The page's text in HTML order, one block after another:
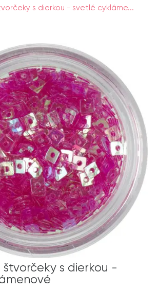
s dierkou - svetlé cykláme...
štvorčeky s dierkou -